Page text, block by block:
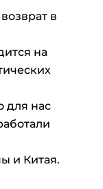
в
на
для нас
и Китая.